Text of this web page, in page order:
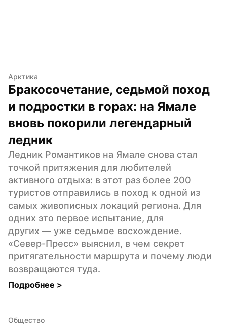
Арктика
Бракосочетание, седьмой поход
и подростки в горах: на Ямале
вновь покорили легендарный
ледник
Ледник Романтиков на Ямале снова стал
точкой притяжения для любителей
активного отдыха: в этот раз более 200
туристов отправились в поход к одной из
самых живописных локаций региона. Для
одних это первое испытание, для
других — уже седьмое восхождение.
«Север-Пресс» выяснил, в чем секрет
притягательности маршрута и почему люди
возвращаются туда.
Подробнее >
Общество